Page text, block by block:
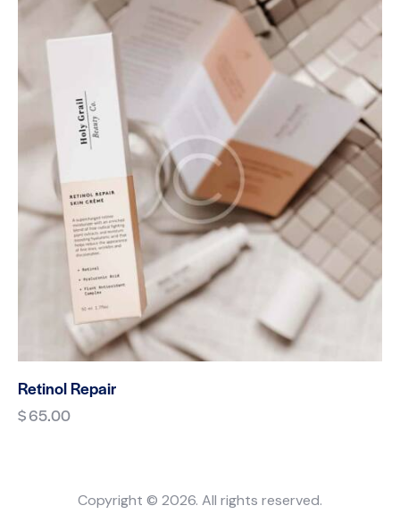
Retinol Repair
$65.00
Copyright © 2026. All rights reserved.